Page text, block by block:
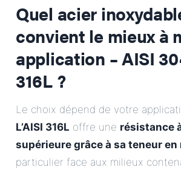
Quel acier
convient le mieux à
application – AISI
316L ?
Le choix dépend de votre
L’AISI 316L offre une résistance
supérieure grâce à sa teneur en
particulier face aux milieux